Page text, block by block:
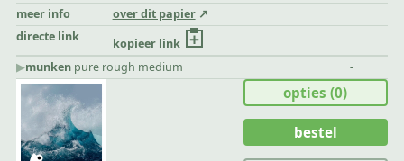
meer info
over dit papier
directe link
kopieer link
▶︎munken pure rough medium -
opties(0)
bestel